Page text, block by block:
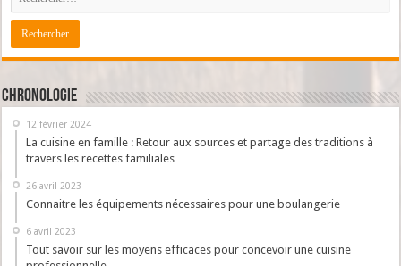
Chronologie
12 février 2024
La cuisine en famille : Retour aux sources et partage des traditions à
travers les recettes familiales
26 avril 2023
Connaitre les équipements nécessaires pour une boulangerie
6 avril 2023
Tout savoir sur les moyens efficaces pour concevoir une cuisine